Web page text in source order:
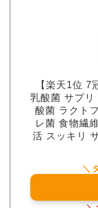
【楽天1位
乳酸菌 サプ
酸菌 ラクト
レ菌 食物繊
活 スッキリ